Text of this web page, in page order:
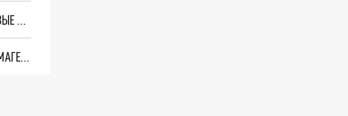
"ОЧЕНЬ ПЛОХИЕ НОВОСТИ": БОЛЬШАЯ ОШИБКА PALANTIR В РОССИИ. СТРАНЫ НАТО ВПЕРВЫЕ ЗА СВО ОСТАНОВИЛИ ПОСТАВКИ ОРУЖИЯ. ВСУ ТЕРЯЮТ ПРИГРАНИЧЬЕ?
ТРИ ГЛАВНЫХ ИНСАЙДА ОБ СВО. ОТМЕНА МОБИЛИЗАЦИИ И ВОЗВРАЩЕНИЕ "ГЕНЕРАЛА АРМАГЕДДОНА"? ОТЛИЧНЫЕ НОВОСТИ, КОТОРЫЕ ЖДАЛИ ВСЕ